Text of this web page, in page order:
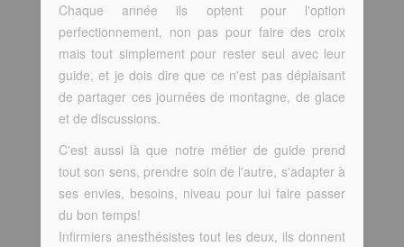
Chaque année ils optent pour l'option
perfectionnement, non pas pour faire des croix
mais tout simplement pour rester seul avec leur
guide, et je dois dire que ce n'est pas déplaisant
de partager ces journées de montagne, de glace
et de discussions.
C'est aussi là que notre métier de guide prend
tout son sens, prendre soin de l'autre, s'adapter à
ses envies, besoins, niveau pour lui faire passer
du bon temps!
Infirmiers anesthésistes tout les deux, ils donnent